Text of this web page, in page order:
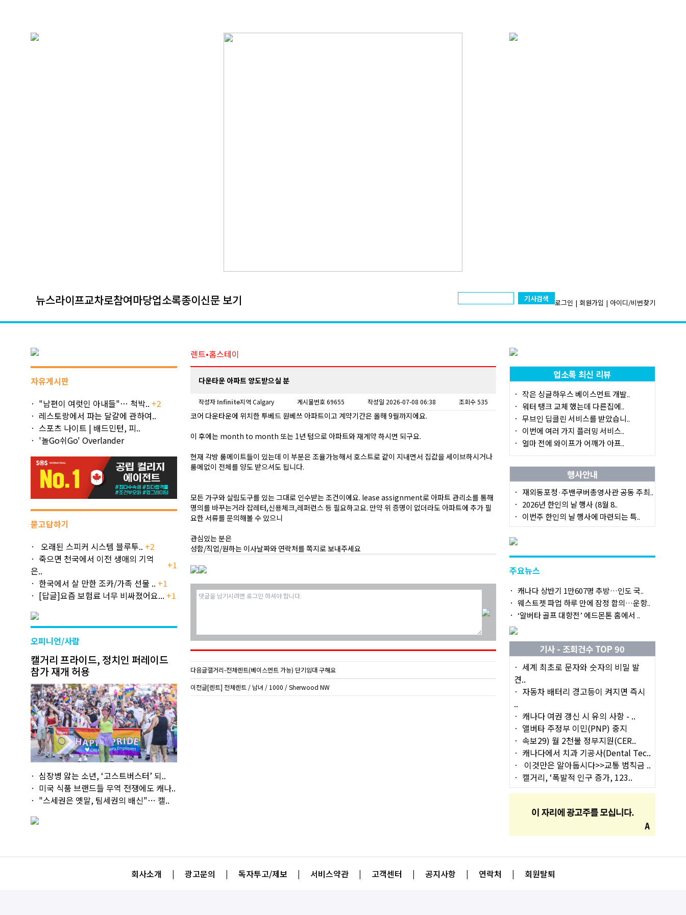
뉴스라이프교차로참여마당업소록종이신문 보기 기사검색 로그인 | 회원가입 | 아이디/비번찾기
자유게시판
"남편이 여럿인 아내들"… 척박.. +2
레스토랑에서 파는 달걀에 관하여..
스포츠 나이트 | 배드민턴, 피..
'놀Go쉬Go' Overlander
묻고답하기
오래된 스피커 시스템 블루투.. +2
죽으면 천국에서 이전 생애의 기억
은..
+1
한국에서 살 만한 조카/가족 선물 .. +1
[답글]요즘 보험료 너무 비싸졌어요... +1
오피니언/사람
캘거리 프라이드, 정치인 퍼레이드
참가 재개 허용
심장병 앓는 소년, ‘고스트버스터’ 되..
미국 식품 브랜드들 무역 전쟁에도 캐나..
"스세권은 옛말, 팀세권의 배신"… 캘..
렌트•홈스테이
다운타운 아파트 양도받으실 분
작성자 Infinite지역 Calgary 게시물번호 69655 작성일 2026-07-08 06:38 조회수 535
코어 다운타운에 위치한 투베드 원베쓰 아파트이고 계약기간은 올해 9월까지에요.
이 후에는 month to month 또는 1년 텀으로 아파트와 재계약 하시면 되구요.
현재 각방 룸메이트들이 있는데 이 부분은 조율가능해서 호스트로 같이 지내면서 집값을 세이브하시거나
룸메없이 전체를 양도 받으셔도 됩니다.
모든 가구와 살림도구를 있는 그대로 인수받는 조건이에요. lease assignment로 아파트 관리소를 통해
명의를 바꾸는거라 잡레터,신용체크,레퍼런스 등 필요하고요. 만약 위 증명이 없더라도 아파트에 추가 필
요한 서류를 문의해볼 수 있으니
관심있는 분은
성함/직업/원하는 이사날짜와 연락처를 쪽지로 보내주세요
다음글캘거리-전체렌트(베이스먼트 가능) 단기임대 구해요
이전글[렌트] 전체렌트 / 남녀 / 1000 / Sherwood NW
업소록 최신 리뷰
작은 싱글하우스 베이스먼트 개발..
워터 탱크 교체 했는데 다른집에..
무브인 딥클린 서비스를 받았습니..
이번에 여러 가지 플러밍 서비스..
얼마 전에 와이프가 어깨가 아프..
행사안내
재외동포청·주밴쿠버총영사관 공동 주최..
2026년 한인의 날 행사 (8월 8..
이번주 한인의 날 행사에 마련되는 특..
주요뉴스
캐나다 상반기 1만607명 추방…인도 국..
웨스트젯 파업 하루 만에 잠정 합의…운항..
‘알버타 골프 대항전’ 에드몬톤 홈에서 ..
기사 - 조회건수 TOP 90
세계 최초로 문자와 숫자의 비밀 발
견..
자동차 배터리 경고등이 켜지면 즉시
..
캐나다 여권 갱신 시 유의 사항 - ..
앨버타 주정부 이민(PNP) 중지
속보29) 월 2천불 정부지원(CER..
캐나다에서 치과 기공사(Dental Tec..
이것만은 알아둡시다>>교통 범칙금 ..
캘거리, ‘폭발적 인구 증가, 123..
회사소개 | 광고문의 | 독자투고/제보 | 서비스약관 | 고객센터 | 공지사항 | 연락처 | 회원탈퇴